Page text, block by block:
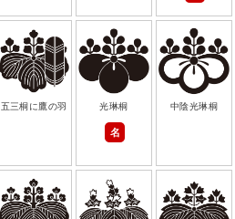
五三桐に鷹の羽 光琳桐
名
中陰光琳桐